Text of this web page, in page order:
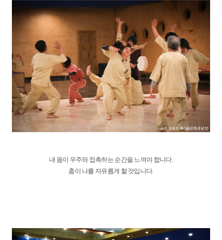
내 몸이 우주와 접촉하는 순간을 느껴야 합니다.
춤이 나를 자유롭게 할 것입니다.